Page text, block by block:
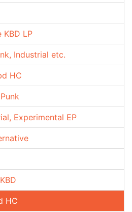
KBD LP
Industrial etc.
HC
Experimental EP
HC